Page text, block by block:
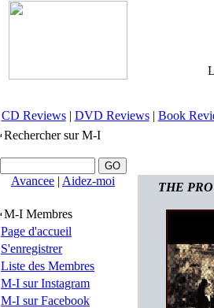
CD Reviews| DVD Reviews| Book
Rechercher sur M-I
Avancee | Aidez-moi
M-I Membres
Page d'accueil
S'enregistrer
Liste des Membres
M-I sur Instagram
M-I sur Facebook
THE